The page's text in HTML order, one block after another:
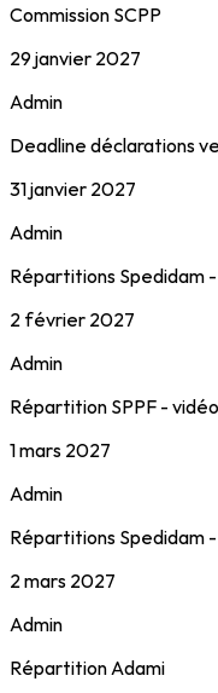
Commission SCPP
29 janvier 2027
Admin
Deadline déclarations
31 janvier 2027
Admin
Répartitions Spedidam
2 février 2027
Admin
Répartition SPPF -
1 mars 2027
Admin
Répartitions Spedidam
2 mars 2027
Admin
Répartition Adami